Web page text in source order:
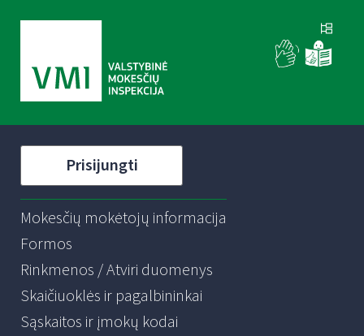
Prisijungti
Mokesčių mokėtojų informacija
Formos
Rinkmenos / Atviri duomenys
Skaičiuoklės ir pagalbininkai
Sąskaitos ir įmokų kodai